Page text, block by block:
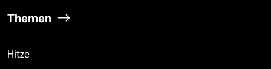
Themen
Hitze